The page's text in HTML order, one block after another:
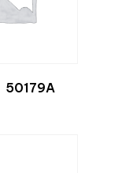
50179A